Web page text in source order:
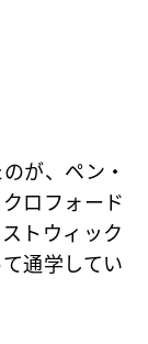
が、ペン・
ロフォード
トウィック
通学してい